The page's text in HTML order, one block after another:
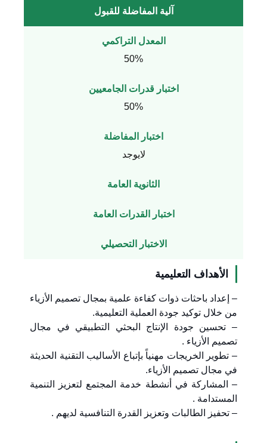
آلية المفاضلة للقبول
المعدل التراكمي
50%
اختبار قدرات الجامعيين
50%
اختبار المفاضلة
لايوجد
الثانوية العامة
اختبار القدرات العامة
الاختبار التحصيلي
الأهداف التعليمية
– إعداد باحثات ذوات كفاءة علمية بمجال تصميم الأزياء
من خلال توكيد جودة العملية التعليمية.
– تحسين جودة الإنتاج البحثي التطبيقي في مجال
تصميم الأزياء .
– تطوير الخريجات مهنياً بإتباع الأساليب التقنية الحديثة
في مجال تصميم الأزياء.
– المشاركة في أنشطة خدمة المجتمع لتعزيز التنمية
المستدامة .
– تحفيز الطالبات وتعزيز القدرة التنافسية لديهم .